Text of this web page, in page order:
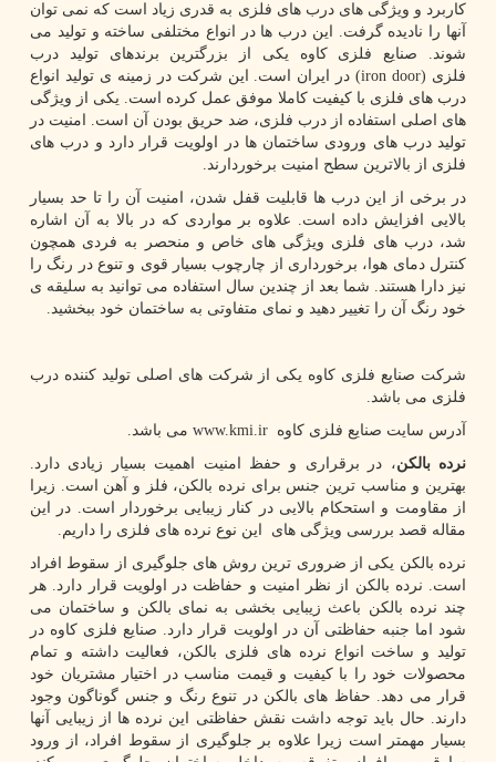
کاربرد و ویژگی های درب های فلزی به قدری زیاد است که نمی توان
آنها را نادیده گرفت. این درب ها در انواع مختلفی ساخته و تولید می
شوند. صنایع فلزی کاوه یکی از بزرگترین برندهای تولید درب
فلزی (iron door) در ایران است. این شرکت در زمینه ی تولید انواع
درب های فلزی با کیفیت کاملا موفق عمل کرده است. یکی از ویژگی
های اصلی استفاده از درب فلزی، ضد حریق بودن آن است. امنیت در
تولید درب های ورودی ساختمان ها در اولویت قرار دارد و درب های
فلزی از بالاترین سطح امنیت برخوردارند.
در برخی از این درب ها قابلیت قفل شدن، امنیت آن را تا حد بسیار
بالایی افزایش داده است. علاوه بر مواردی که در بالا به آن اشاره
شد، درب های فلزی ویژگی های خاص و منحصر به فردی همچون
کنترل دمای هوا، برخورداری از چارچوب بسیار قوی و تنوع در رنگ را
نیز دارا هستند. شما بعد از چندین سال استفاده می توانید به سلیقه ی
خود رنگ آن را تغییر دهید و نمای متفاوتی به ساختمان خود ببخشید.
شرکت صنایع فلزی کاوه یکی از شرکت های اصلی تولید کننده درب
فلزی می باشد.
آدرس سایت صنایع فلزی کاوه www.kmi.ir می باشد.
نرده بالکن، در برقراری و حفظ امنیت اهمیت بسیار زیادی دارد.
بهترین و مناسب ترین جنس برای نرده بالکن، فلز و آهن است. زیرا
از مقاومت و استحکام بالایی در کنار زیبایی برخوردار است. در این
مقاله قصد بررسی ویژگی های این نوع نرده های فلزی را داریم.
نرده بالکن یکی از ضروری ترین روش های جلوگیری از سقوط افراد
است. نرده بالکن از نظر امنیت و حفاظت در اولویت قرار دارد. هر
چند نرده بالکن باعث زیبایی بخشی به نمای بالکن و ساختمان می
شود اما جنبه حفاظتی آن در اولویت قرار دارد. صنایع فلزی کاوه در
تولید و ساخت انواع نرده های فلزی بالکن، فعالیت داشته و تمام
محصولات خود را با کیفیت و قیمت مناسب در اختیار مشتریان خود
قرار می دهد. حفاظ های بالکن در تنوع رنگ و جنس گوناگون وجود
دارند. حال باید توجه داشت نقش حفاظتی این نرده ها از زیبایی آنها
بسیار مهمتر است زیرا علاوه بر جلوگیری از سقوط افراد، از ورود